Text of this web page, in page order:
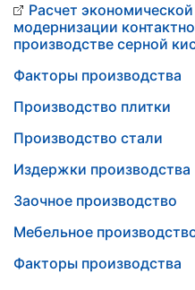
Расчет
модернизации
производстве серной
Факторы производства
Производство плитки
Производство стали
Издержки производства
Заочное производство
Мебельное
Факторы производства